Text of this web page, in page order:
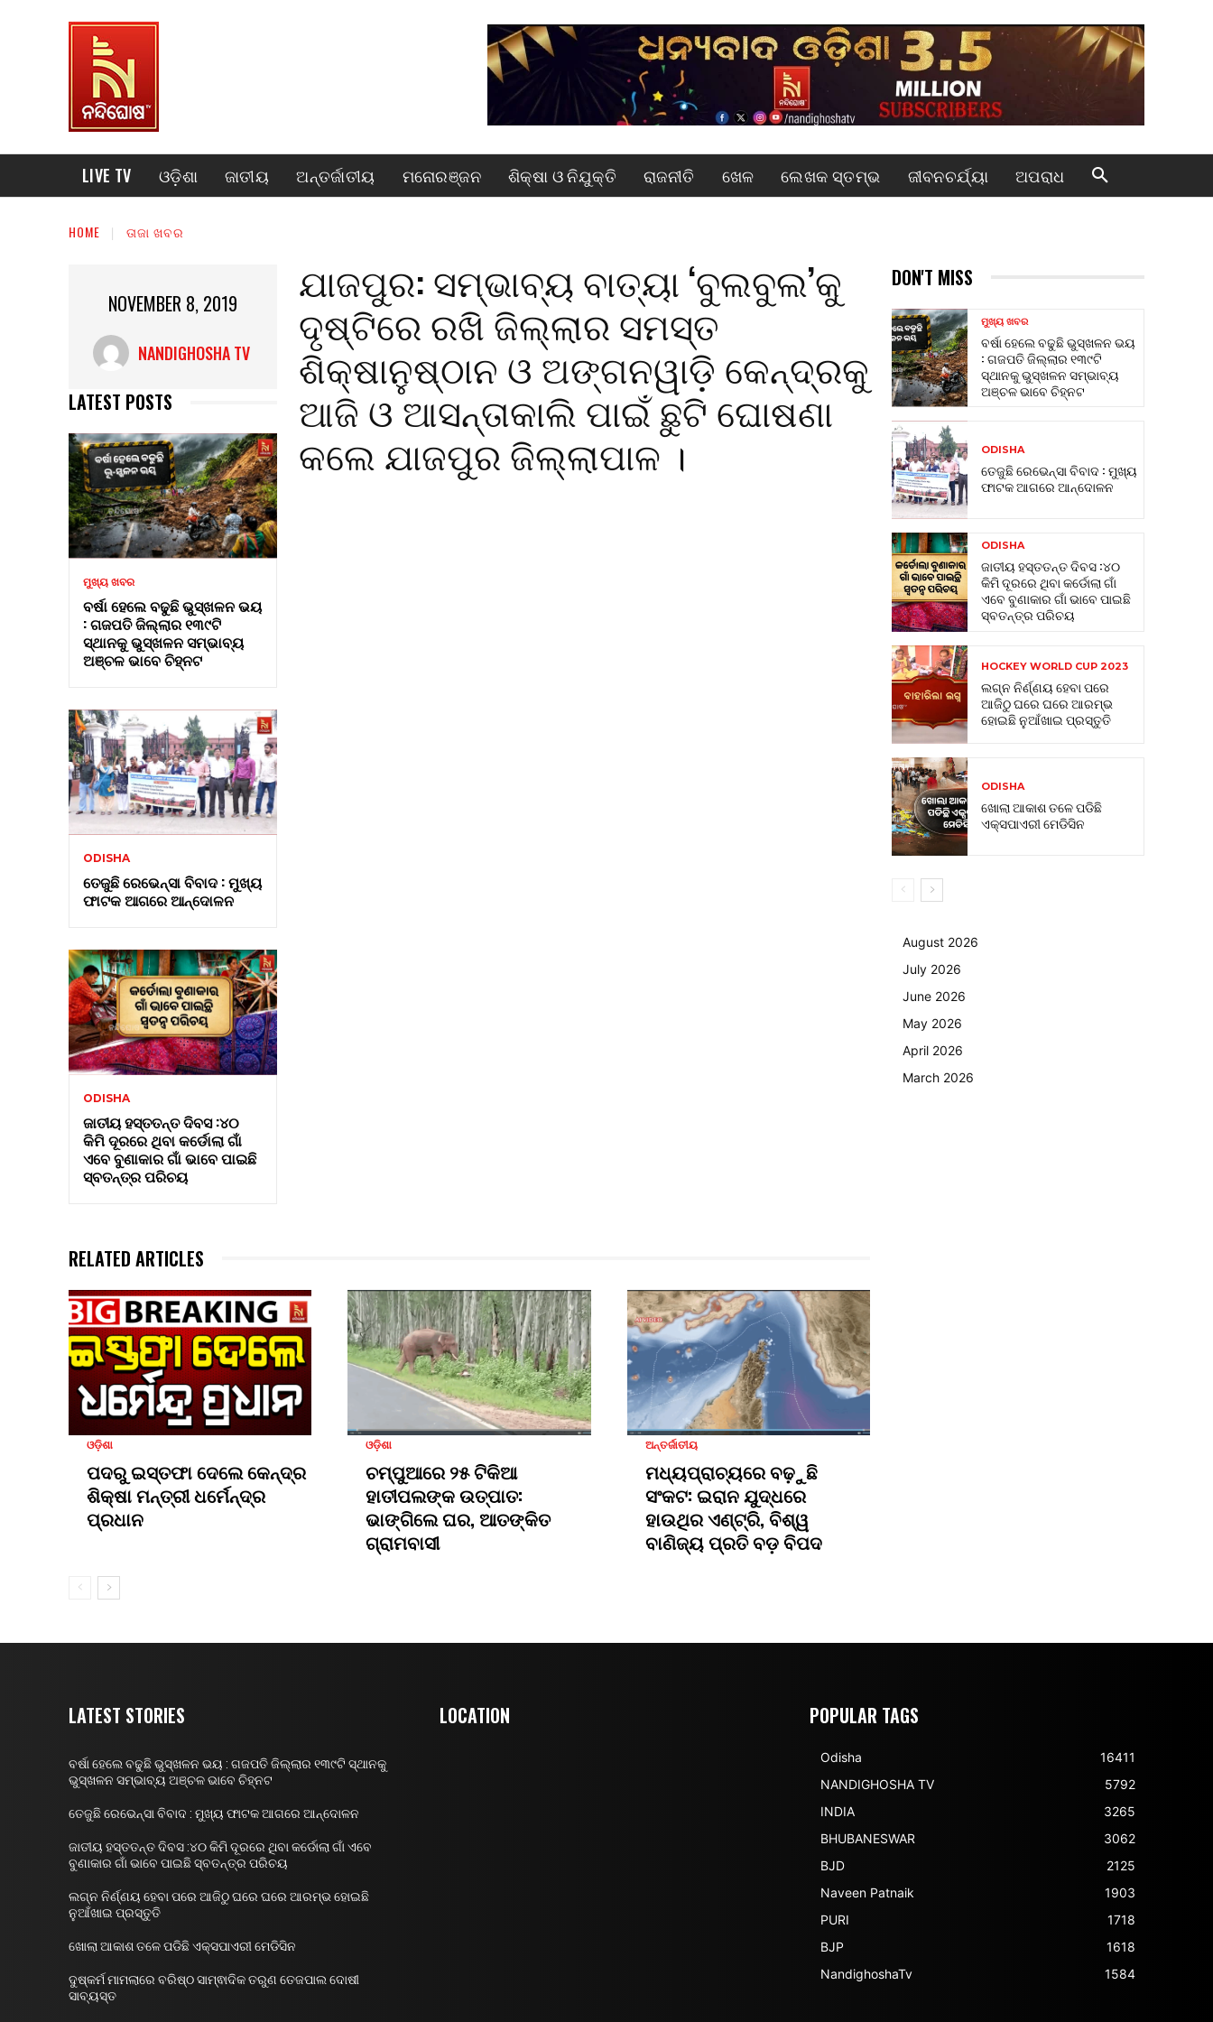
LIVE TV ଓଡ଼ିଶା ଜାତୀୟ ଅନ୍ତର୍ଜାତୀୟ ମନୋରଞ୍ଜନ ଶିକ୍ଷା ଓ ନିଯୁକ୍ତି ରାଜନୀତି ଖେଳ ଲେଖକ ସ୍ତମ୍ଭ ଜୀବନଚର୍ଯ୍ୟା ଅପରାଧ
HOME ତାଜା ଖବର
NOVEMBER 8, 2019
NANDIGHOSHA TV
LATEST POSTS
ମୁଖ୍ୟ ଖବର
ବର୍ଷା ହେଲେ ବଢୁଛି ଭୁସ୍ଖଳନ ଭୟ
: ଗଜପତି ଜିଲ୍ଲାର ୧୩୯ଟି
ସ୍ଥାନକୁ ଭୁସ୍ଖଳନ ସମ୍ଭାବ୍ୟ
ଅଞ୍ଚଳ ଭାବେ ଚିହ୍ନଟ
ODISHA
ତେଜୁଛି ରେଭେନ୍ସା ବିବାଦ : ମୁଖ୍ୟ
ଫାଟକ ଆଗରେ ଆନ୍ଦୋଳନ
ODISHA
ଜାତୀୟ ହସ୍ତତନ୍ତ ଦିବସ :୪୦
କିମି ଦୂରରେ ଥିବା କର୍ଡୋଲା ଗାଁ
ଏବେ ବୁଣାକାର ଗାଁ ଭାବେ ପାଇଛି
ସ୍ବତନ୍ତ୍ର ପରିଚୟ
ଯାଜପୁର: ସମ୍ଭାବ୍ୟ ବାତ୍ୟା ‘ବୁଲବୁଲ’କୁ
ଦୃଷ୍ଟିରେ ରଖି ଜିଲ୍ଲାର ସମସ୍ତ
ଶିକ୍ଷାନୁଷ୍ଠାନ ଓ ଅଙ୍ଗନୱାଡ଼ି କେନ୍ଦ୍ରକୁ
ଆଜି ଓ ଆସନ୍ତାକାଲି ପାଇଁ ଛୁଟି ଘୋଷଣା
କଲେ ଯାଜପୁର ଜିଲ୍ଲାପାଳ ।
RELATED ARTICLES
ଓଡ଼ିଶା
ପଦରୁ ଇସ୍ତଫା ଦେଲେ କେନ୍ଦ୍ର
ଶିକ୍ଷା ମନ୍ତ୍ରୀ ଧର୍ମେନ୍ଦ୍ର
ପ୍ରଧାନ
ଓଡ଼ିଶା
ଚମ୍ପୁଆରେ ୨୫ ଟିକିଆ
ହାତୀପଲଙ୍କ ଉତ୍ପାତ:
ଭାଙ୍ଗିଲେ ଘର, ଆତଙ୍କିତ
ଗ୍ରାମବାସୀ
ଅନ୍ତର୍ଜାତୀୟ
ମଧ୍ୟପ୍ରାଚ୍ୟରେ ବଢ଼ୁଛି
ସଂକଟ: ଇରାନ ଯୁଦ୍ଧରେ
ହାଉଥିର ଏଣ୍ଟ୍ରି, ବିଶ୍ୱ
ବାଣିଜ୍ୟ ପ୍ରତି ବଡ଼ ବିପଦ
DON'T MISS
ମୁଖ୍ୟ ଖବର
ବର୍ଷା ହେଲେ ବଢୁଛି ଭୁସ୍ଖଳନ ଭୟ
: ଗଜପତି ଜିଲ୍ଲାର ୧୩୯ଟି
ସ୍ଥାନକୁ ଭୁସ୍ଖଳନ ସମ୍ଭାବ୍ୟ
ଅଞ୍ଚଳ ଭାବେ ଚିହ୍ନଟ
ODISHA
ତେଜୁଛି ରେଭେନ୍ସା ବିବାଦ : ମୁଖ୍ୟ
ଫାଟକ ଆଗରେ ଆନ୍ଦୋଳନ
ODISHA
ଜାତୀୟ ହସ୍ତତନ୍ତ ଦିବସ :୪୦
କିମି ଦୂରରେ ଥିବା କର୍ଡୋଲା ଗାଁ
ଏବେ ବୁଣାକାର ଗାଁ ଭାବେ ପାଇଛି
ସ୍ବତନ୍ତ୍ର ପରିଚୟ
HOCKEY WORLD CUP 2023
ଲଗ୍ନ ନିର୍ଣ୍ଣୟ ହେବା ପରେ
ଆଜିଠୁ ଘରେ ଘରେ ଆରମ୍ଭ
ହୋଇଛି ନୁଆଁଖାଇ ପ୍ରସ୍ତୁତି
ODISHA
ଖୋଲା ଆକାଶ ତଳେ ପଡିଛି
ଏକ୍ସପାଏରୀ ମେଡିସିନ
August 2026
July 2026
June 2026
May 2026
April 2026
March 2026
LATEST STORIES
ବର୍ଷା ହେଲେ ବଢୁଛି ଭୁସ୍ଖଳନ ଭୟ : ଗଜପତି ଜିଲ୍ଲାର ୧୩୯ଟି ସ୍ଥାନକୁ
ଭୁସ୍ଖଳନ ସମ୍ଭାବ୍ୟ ଅଞ୍ଚଳ ଭାବେ ଚିହ୍ନଟ
ତେଜୁଛି ରେଭେନ୍ସା ବିବାଦ : ମୁଖ୍ୟ ଫାଟକ ଆଗରେ ଆନ୍ଦୋଳନ
ଜାତୀୟ ହସ୍ତତନ୍ତ ଦିବସ :୪୦ କିମି ଦୂରରେ ଥିବା କର୍ଡୋଲା ଗାଁ ଏବେ
ବୁଣାକାର ଗାଁ ଭାବେ ପାଇଛି ସ୍ବତନ୍ତ୍ର ପରିଚୟ
ଲଗ୍ନ ନିର୍ଣ୍ଣୟ ହେବା ପରେ ଆଜିଠୁ ଘରେ ଘରେ ଆରମ୍ଭ ହୋଇଛି
ନୁଆଁଖାଇ ପ୍ରସ୍ତୁତି
ଖୋଲା ଆକାଶ ତଳେ ପଡିଛି ଏକ୍ସପାଏରୀ ମେଡିସିନ
ଦୁଷ୍କର୍ମ ମାମଲାରେ ବରିଷ୍ଠ ସାମ୍ଵାଦିକ ତରୁଣ ତେଜପାଲ ଦୋଷୀ
ସାବ୍ୟସ୍ତ
LOCATION POPULAR TAGS
Odisha
16411
NANDIGHOSHA TV
5792
INDIA
3265
BHUBANESWAR
3062
BJD
2125
Naveen Patnaik
1903
PURI
1718
BJP
1618
NandighoshaTv
1584